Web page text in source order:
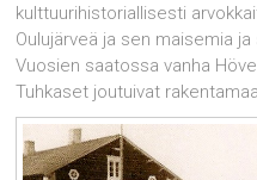
kulttuurihistoriallisesti
Oulujärveä ja sen maisemia
Vuosien saatossa vanha
Tuhkaset joutuivat